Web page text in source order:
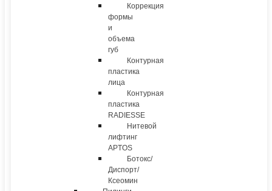
Коррекция
формы
и
объема
губ
Контурная
пластика
лица
Контурная
пластика
RADIESSE
Нитевой
лифтинг
APTOS
Ботокс/
Диспорт/
Ксеомин